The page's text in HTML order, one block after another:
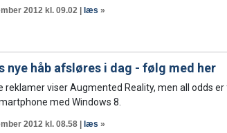
2012 kl. 09.02 | læs »
nye håb afsløres i dag - følg med her
reklamer viser Augmented Reality, men all odds
med Windows 8.
2012 kl. 08.58 | læs »